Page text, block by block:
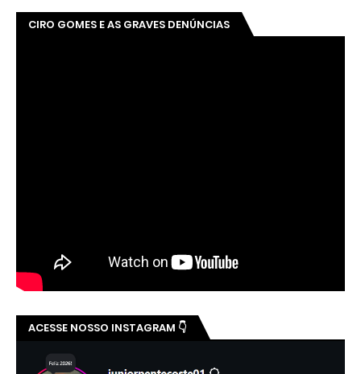
CIRO GOMES E AS GRAVES DENÚNCIAS
ACESSE NOSSO INSTAGRAM 👇